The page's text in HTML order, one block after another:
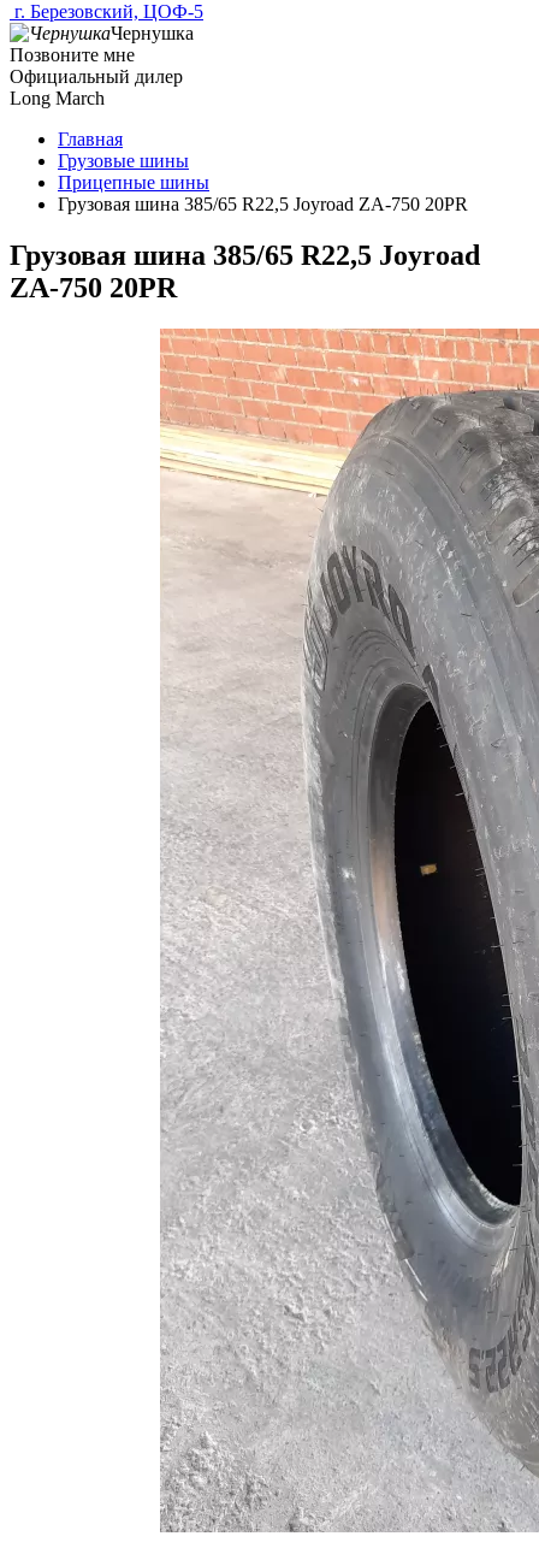
г. Березовский, ЦОФ-5
Чернушка
Позвоните мне
Официальный дилер
Long March
Главная
Грузовые шины
Прицепные шины
Грузовая шина 385/65 R22,5 Joyroad ZA-750 20PR
Грузовая шина 385/65 R22,5 Joyroad
ZA-750 20PR